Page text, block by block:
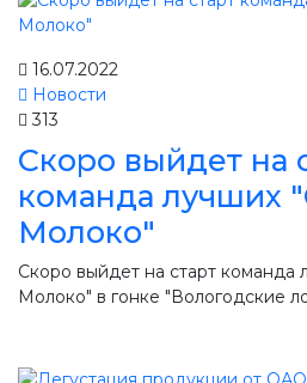
16.07.2022
Новости
313
Скоро выйдет на
команда лучших
Молоко"
Скоро выйдет на старт команда
Молоко" в гонке "Вологодские